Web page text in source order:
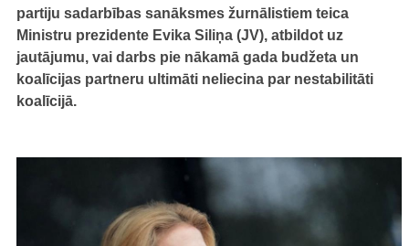
partiju sadarbības sanāksmes žurnālistiem teica
Ministru prezidente Evika Siliņa (JV), atbildot uz
jautājumu, vai darbs pie nākamā gada budžeta un
koalīcijas partneru ultimāti neliecina par nestabilitāti
koalīcijā.